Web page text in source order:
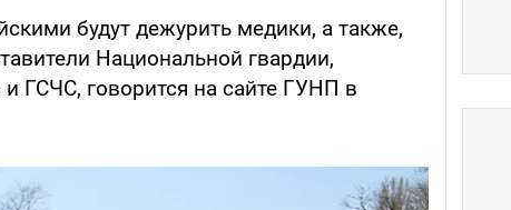
будут дежурить медики, а также,
Национальной гвардии,
ГСЧС, говорится на сайте ГУНП в